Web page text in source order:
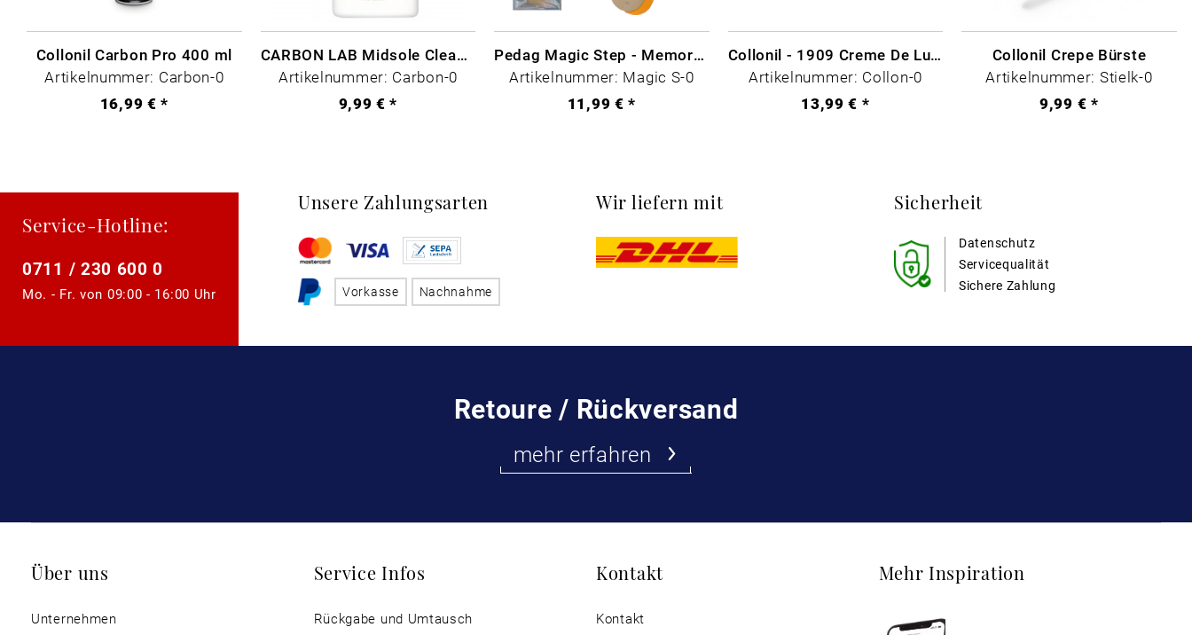
Collonil Carbon Pro 400 ml
Artikelnummer: Carbon-0
16,99 € *
CARBON LAB Midsole Cleaner
Artikelnummer: Carbon-0
9,99 € *
Pedag Magic Step - Memory Schaum
Artikelnummer: Magic S-0
11,99 € *
Collonil - 1909 Creme De Luxe Farblos
Artikelnummer: Collon-0
13,99 € *
Collonil Crepe Bürste
Artikelnummer: Stielk-0
9,99 € *
Retoure / Rückversand
mehr erfahren
Service-Hotline:
0711 / 230 600 0
Mo. - Fr. von 09:00 - 16:00 Uhr
Unsere Zahlungsarten
Vorkasse Nachnahme
Wir liefern mit Sicherheit
Datenschutz
Sichere Zahlung
Servicequalität
Über uns
Unternehmen
Service Infos
Rückgabe und Umtausch
Kontakt
Kontakt
Mehr Inspiration